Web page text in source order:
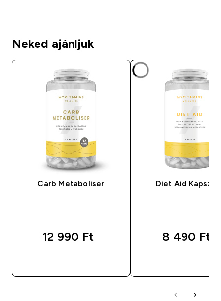
Neked ajánljuk
Carb Metaboliser
12 990 Ft‎
Diet Aid
8 490 Ft‎